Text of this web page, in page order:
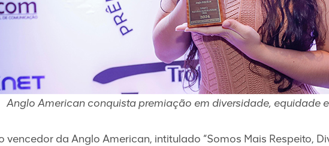
Anglo American conquista premiação em diversidade, equidade
vencedor da Anglo American, intitulado “Somos Mais Respeito,